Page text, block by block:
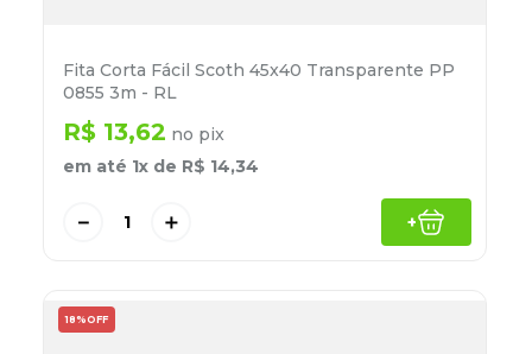
Fita Corta Fácil Scoth 45x40 Transparente PP
0855 3m - RL
R$ 13,62 no pix
em até 1x de R$ 14,34
＋
－ +
18% OFF